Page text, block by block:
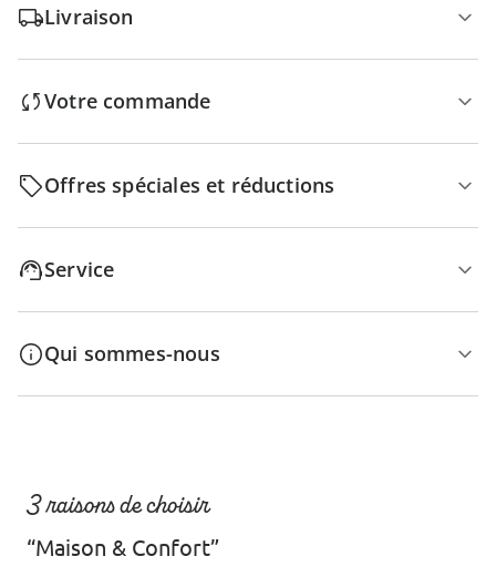
Livraison
Votre commande
Offres spéciales et réductions
Service
Qui sommes-nous
3 raisons de choisir
“Maison & Confort”